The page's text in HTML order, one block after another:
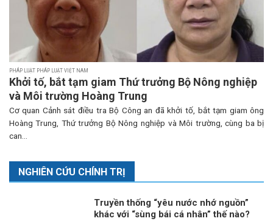
PHÁP LUẬT PHÁP LUẬT VIỆT NAM
Khởi tố, bắt tạm giam Thứ trưởng Bộ Nông nghiệp
và Môi trường Hoàng Trung
Cơ quan Cảnh sát điều tra Bộ Công an đã khởi tố, bắt tạm giam ông
Hoàng Trung, Thứ trưởng Bộ Nông nghiệp và Môi trường, cùng ba bị
can...
NGHIÊN CỨU CHÍNH TRỊ
Truyền thống “yêu nước nhớ nguồn”
khác với “sùng bái cá nhân” thế nào?